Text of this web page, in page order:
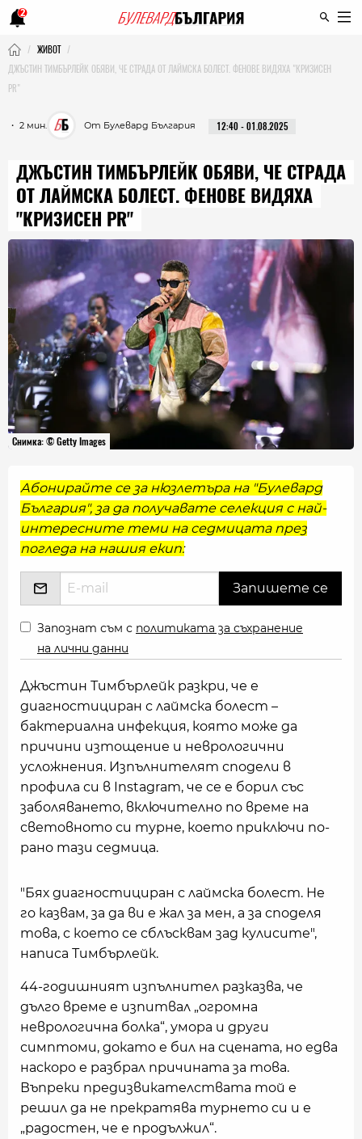
2
ЖИВОТ
ДЖЪСТИН ТИМБЪРЛЕЙК ОБЯВИ, ЧЕ СТРАДА ОТ ЛАЙМСКА БОЛЕСТ. ФЕНОВЕ ВИДЯХА "КРИЗИСЕН
PR"
・ 2 мин. От Булевард България 12:40 - 01.08.2025
ДЖЪСТИН ТИМБЪРЛЕЙК ОБЯВИ, ЧЕ СТРАДА
ОТ ЛАЙМСКА БОЛЕСТ. ФЕНОВЕ ВИДЯХА
"КРИЗИСЕН PR"
Снимка: © Getty Images
Абонирайте се за нюзлетъра на "Булевард
България", за да получавате селекция с най-
интересните теми на седмицата през
погледа на нашия екип:
Запознат съм с политиката за съхранение
на лични данни
Джъстин Тимбърлейк разкри, че е
диагностициран с лаймска болест –
бактериална инфекция, която може да
причини изтощение и неврологични
усложнения. Изпълнителят сподели в
профила си в Instagram, че се е борил със
заболяването, включително по време на
световното си турне, което приключи по-
рано тази седмица.
"Бях диагностициран с лаймска болест. Не
го казвам, за да ви е жал за мен, а за споделя
това, с което се сблъсквам зад кулисите",
написа Тимбърлейк.
44-годишният изпълнител разказва, че
дълго време е изпитвал „огромна
неврологична болка“, умора и други
симптоми, докато е бил на сцената, но едва
наскоро е разбрал причината за това.
Въпреки предизвикателствата той е
решил да не прекратява турнето си и е
„радостен, че е продължил“.